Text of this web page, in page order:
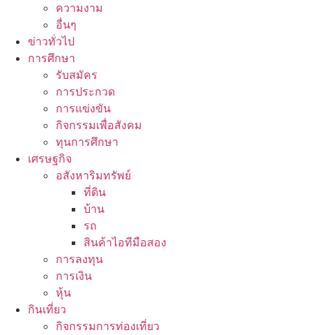
ความงาม
อื่นๆ
ข่าวทั่วไป
การศึกษา
รับสมัคร
การประกวด
การแข่งขัน
กิจกรรมเพื่อสังคม
ทุนการศึกษา
เศรษฐกิจ
อสังหาริมทรัพย์
ที่ดิน
บ้าน
รถ
สินค้าไอทีมือสอง
การลงทุน
การเงิน
หุ้น
กินเที่ยว
กิจกรรมการท่องเที่ยว